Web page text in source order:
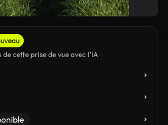
cette prise de vue avec l’IA